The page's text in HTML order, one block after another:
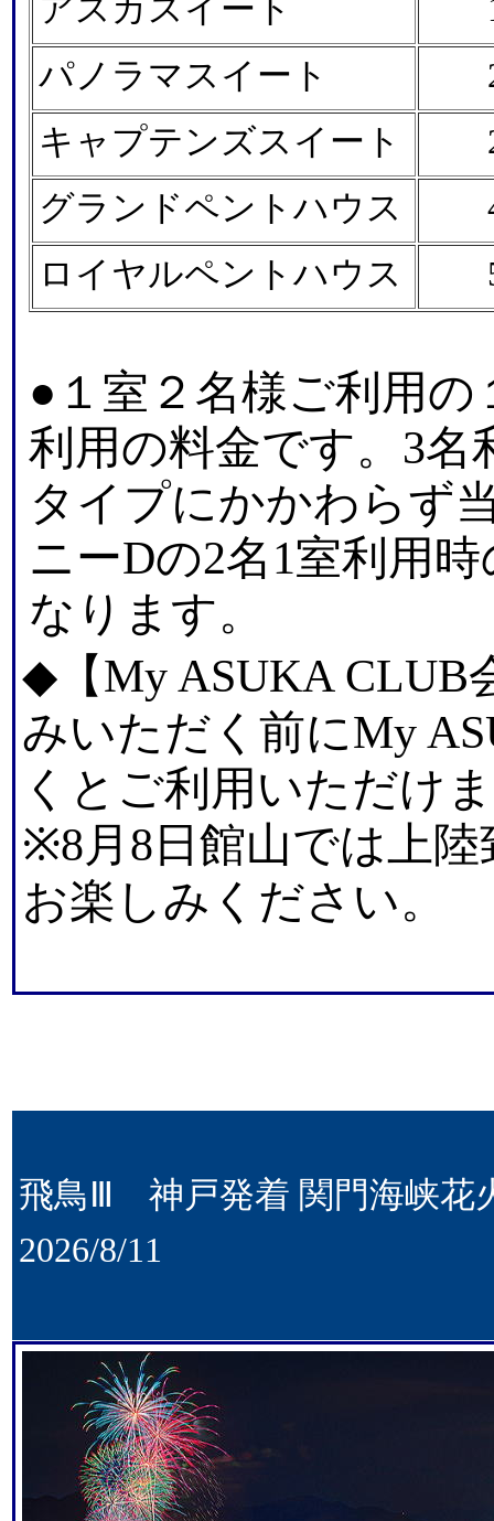
アスカスイート
パノラマスイート
キャプテンズスイート
グランドペントハウス
ロイヤルペントハウス
●１室２名様ご利用
利用の料金です。3名
タイプにかかわらず
ニーDの2名1室利用
なります。
◆【My ASUKA CLUB
みいただく前にMy
くとご利用いただけ
※8月8日館山では上
お楽しみください。
飛鳥Ⅲ 神戸発着 関門海峡花
2026/8/11